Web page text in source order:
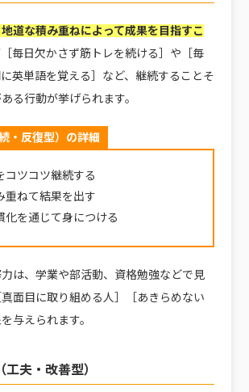
道な積み重ねによって成果を目指すこ
毎日欠かさず筋トレを続ける］や［毎
英単語を覚える］など、継続することそ
る行動が挙げられます。
・反復型）の詳細
コツコツ継続する
重ねて結果を出す
化を通じて身につける
は、学業や部活動、資格勉強などで見
面目に取り組める人］［あきらめない
与えられます。
夫・改善型）